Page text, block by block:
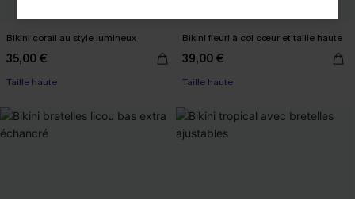
Bikini corail au style lumineux
35,00 €
Taille haute
Bikini fleuri à col cœur et taille haute
39,00 €
Taille haute